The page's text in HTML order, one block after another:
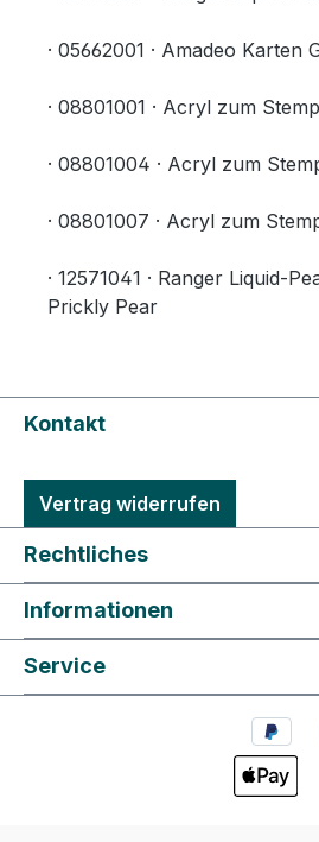
· 05662001 · Amadeo Karten
· 08801001 · Acryl zum
· 08801004 · Acryl zum
· 08801007 · Acryl zum
· 12571041 · Ranger Liquid-
Prickly Pear
Kontakt
Vertrag widerrufen
Rechtliches
Informationen
Service